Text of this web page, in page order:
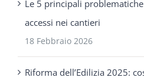
Le 5 principali
accessi nei cantieri
18 Febbraio 2026
Riforma dell’Edilizia 2025: